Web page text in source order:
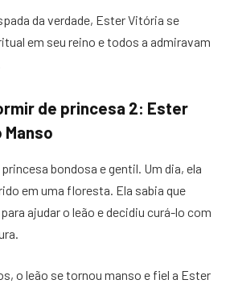
da verdade, Ester Vitória se
em seu reino e todos a admiravam
de princesa 2: Ester
bondosa e gentil. Um dia, ela
em uma floresta. Ela sabia que
ajudar o leão e decidiu curá-lo com
o leão se tornou manso e fiel a Ester